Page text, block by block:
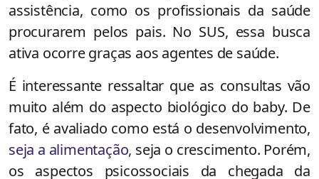
assistência, como os profissionais da saúde
procurarem pelos pais. No SUS, essa busca
ativa ocorre graças aos agentes de saúde.
É interessante ressaltar que as consultas vão
muito além do aspecto biológico do baby. De
fato, é avaliado como está o desenvolvimento,
seja a alimentação, seja o crescimento. Porém,
os aspectos psicossociais da chegada da